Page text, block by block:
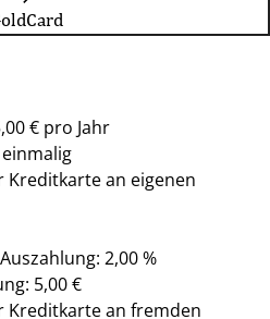
€ pro Jahr
Kreditkarte an eigenen
2,00 %
5,00 €
Kreditkarte an fremden